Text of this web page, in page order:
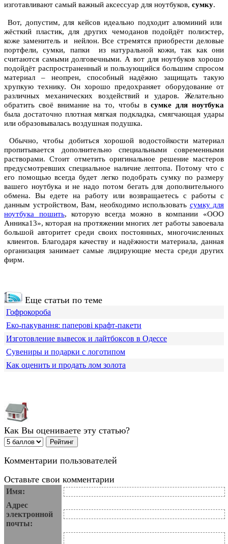
изготавливают самый важный аксессуар для ноутбуков, сумку.
Вот, допустим, для кейсов идеально подходит алюминий или
жёсткий пластик, для других чемоданов подойдёт полиэстер,
коже заменитель и нейлон. Все стремятся приобрести деловые
портфели, сумки, папки из натуральной кожи, так как они
считаются самыми долговечными. А вот для ноутбуков хорошо
подойдёт распространенный и пользующийся большим спросом
материал – неопрен, способный надёжно защищать такую
хрупкую технику. Он хорошо предохраняет оборудование от
различных механических воздействий и ударов. Желательно
обратить своё внимание на то, чтобы всумке для ноутбука
была достаточно плотная мягкая подкладка, смягчающая удары
или образовывалась воздушная подушка.
Обычно, чтобы добиться хорошой водостойкости материал
пропитывается дополнительно специальными современными
растворами. Стоит отметить оригинальное решение мастеров
предусмотревших специальное наличие лептопа. Потому что с
его помощью всегда будет легко подобрать сумку по размеру
вашего ноутбука и не надо потом бегать для дополнительного
обмена. Вы едете на работу или возвращаетесь с работы с
данным устройством, Вам, необходимо использовать сумку для
ноутбука пошить, которую всегда можно в компании «ООО
Анника13», которая на протяжении многих лет работы завоевала
большой авторитет среди своих постоянных, многочисленных
клиентов. Благодаря качеству и надёжности материала, данная
организация занимает самые лидирующие места среди других
фирм.
Еще статьи по теме
Гофрокороба
Еко-пакування: паперові крафт-пакети
Изготовление вывесок и лайтбоксов в Одессе
Сувениры и подарки с логотипом
Как оценить и продать лом золота
Как Вы оцениваете эту статью?
Комментарии пользователей
Оставьте свои комментарии
Имя:
Адрес
электронной
почты: